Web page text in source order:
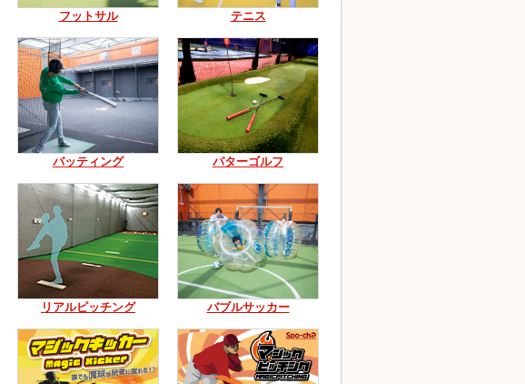
フットサル テニス
バッティング パターゴルフ
リアルピッチング バブルサッカー